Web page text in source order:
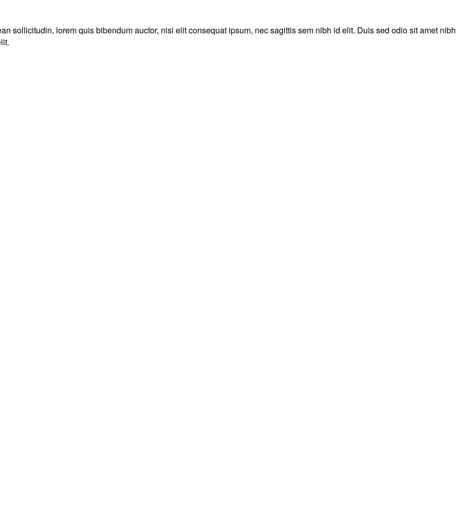
sollicitudin, lorem quis bibendum auctor, nisi elit consequat ipsum, nec sagittis sem nibh id elit. Duis sed odio sit amet nibh